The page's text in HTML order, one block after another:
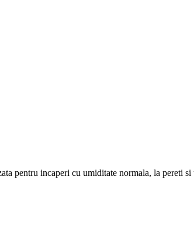
pentru incaperi cu umiditate normala, la pereti